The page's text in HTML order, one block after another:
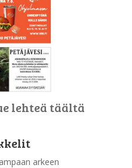
lehteä täältä
arkeen